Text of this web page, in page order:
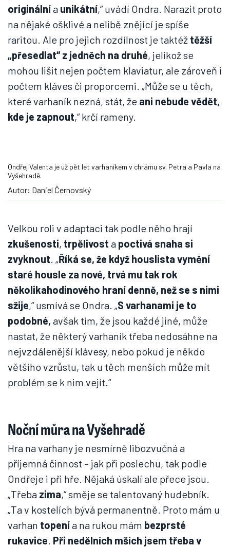
originálnía unikátní,“ uvádí Ondra. Narazit proto
na nějaké ošklivé a nelibě znějící je spíše
raritou. Ale pro jejich rozdílnost je taktéž těžší
„přesedlat“ z jedněch na druhé, jelikož se
mohou lišit nejen počtem klaviatur, ale zároveň i
počtem kláves či proporcemi. „Může se u těch,
které varhaník nezná, stát, že ani nebude vědět,
kde je zapnout,“ krčí rameny.
Ondřej Valenta je už pět let varhaníkem v chrámu sv. Petra a Pavla na
Vyšehradě.
Autor: Daniel Černovský
Velkou roli v adaptaci tak podle něho hrají
zkušenosti, trpělivost a poctivá snaha si
zvyknout. „Říká se, že když houslista vymění
staré housle za nové, trvá mu tak rok
několikahodinového hraní denně, než se s nimi
sžije,“ usmívá se Ondra. „S varhanami je to
podobné, avšak tím, že jsou každé jiné, může
nastat, že některý varhaník třeba nedosáhne na
nejvzdálenější klávesy, nebo pokud je někdo
většího vzrůstu, tak u těch menších může mít
problém se k nim vejít.“
Noční můra na Vyšehradě
Hra na varhany je nesmírně libozvučná a
příjemná činnost – jak při poslechu, tak podle
Ondřeje i při hře. Nějaká úskalí ale přece jsou.
„Třeba zima,“ směje se talentovaný hudebník.
„Ta v kostelích bývá permanentně. Proto mám u
varhan topenía na rukou mám bezprsté
rukavice. Při nedělních mších jsem třeba v